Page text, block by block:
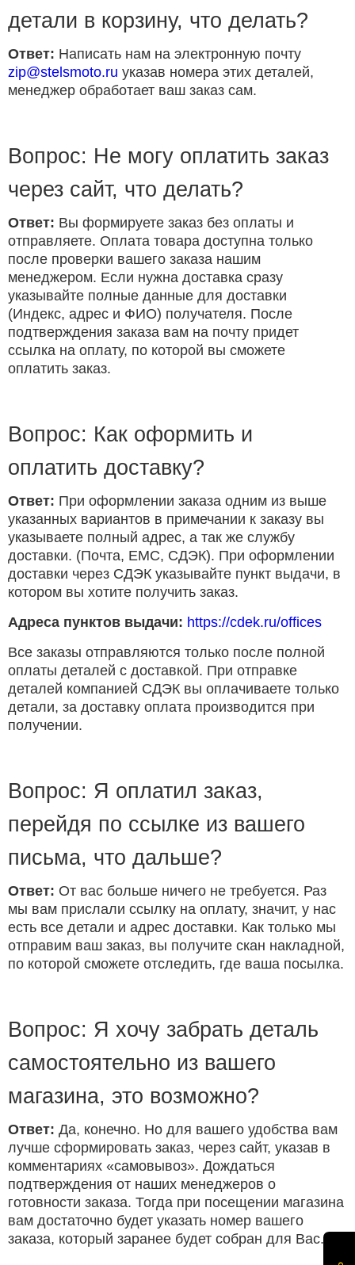
детали в корзину, что делать?
Ответ: Написать нам на электронную почту
zip@stelsmoto.ru указав номера этих деталей,
менеджер обработает ваш заказ сам.
Вопрос: Не могу оплатить заказ
через сайт, что делать?
Ответ: Вы формируете заказ без оплаты и
отправляете. Оплата товара доступна только
после проверки вашего заказа нашим
менеджером. Если нужна доставка сразу
указывайте полные данные для доставки
(Индекс, адрес и ФИО) получателя. После
подтверждения заказа вам на почту придет
ссылка на оплату, по которой вы сможете
оплатить заказ.
Вопрос: Как оформить и
оплатить доставку?
Ответ: При оформлении заказа одним из выше
указанных вариантов в примечании к заказу вы
указываете полный адрес, а так же службу
доставки. (Почта, ЕМС, СДЭК). При оформлении
доставки через СДЭК указывайте пункт выдачи, в
котором вы хотите получить заказ.
Адреса пунктов выдачи: https://cdek.ru/offices
Все заказы отправляются только после полной
оплаты деталей с доставкой. При отправке
деталей компанией СДЭК вы оплачиваете только
детали, за доставку оплата производится при
получении.
Вопрос: Я оплатил заказ,
перейдя по ссылке из вашего
письма, что дальше?
Ответ: От вас больше ничего не требуется. Раз
мы вам прислали ссылку на оплату, значит, у нас
есть все детали и адрес доставки. Как только мы
отправим ваш заказ, вы получите скан накладной,
по которой сможете отследить, где ваша посылка.
Вопрос: Я хочу забрать деталь
самостоятельно из вашего
магазина, это возможно?
Ответ: Да, конечно. Но для вашего удобства вам
лучше сформировать заказ, через сайт, указав в
комментариях «самовывоз». Дождаться
подтверждения от наших менеджеров о
готовности заказа. Тогда при посещении магазина
вам достаточно будет указать номер вашего
заказа, который заранее будет собран для Вас.